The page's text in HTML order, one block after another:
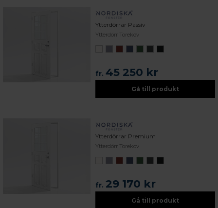
Ytterdörrar Passiv
Ytterdörr Torekov
fr. 45 250 kr
Gå till produkt
Ytterdörrar Premium
Ytterdörr Torekov
fr. 29 170 kr
Gå till produkt